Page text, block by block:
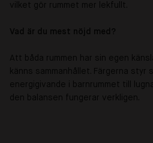
vilket gör rummet mer lekfullt.
Vad är du mest nöjd med?
Att båda rummen har sin egen
känns sammanhållet. Färgerna styr
energigivande i barnrummet till
den balansen fungerar verkligen.